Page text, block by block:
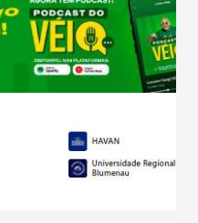
trabalhadores, já que o
dos anos recentes.
de 2025, 40% dos
com lucro e outros 40%
Já o percentual de
em 19%, pouco abaixo
1% não existiam em
o faturamento também